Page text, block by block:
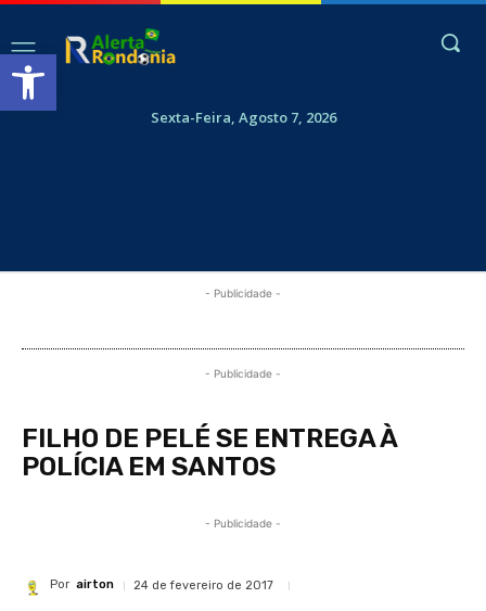
Abrir a barra de ferramentas
Sexta-Feira, Agosto 7, 2026
- Publicidade -
- Publicidade -
FILHO DE PELÉ SE ENTREGA À
POLÍCIA EM SANTOS
- Publicidade -
Por airton 24 de fevereiro de 2017